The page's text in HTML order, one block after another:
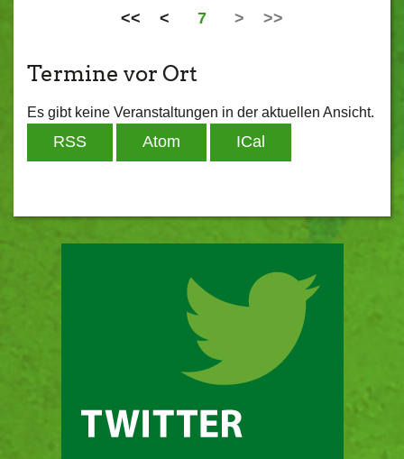
<< < 7 > >>
Termine vor Ort
Es gibt keine Veranstaltungen in der aktuellen Ansicht.
RSS Atom ICal